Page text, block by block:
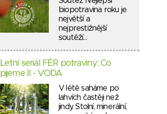
biopotravina roku je
největší a
nejprestižnější
soutěží…
Letní seriál FÉR potraviny: Co
pijeme II - VODA
V létě saháme po
lahvích častěji než
jindy. Stolní, minerální,